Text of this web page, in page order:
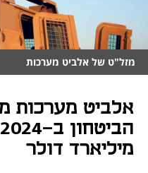
מזל"ט של אלביט מערכות
אלביט מערכות
מיליארד דולר